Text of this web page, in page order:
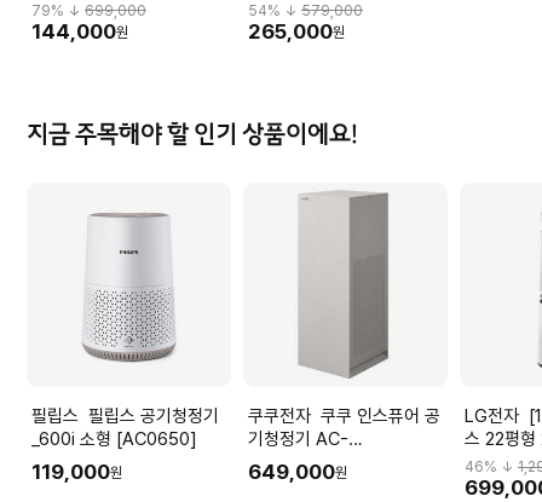
79% ↓ 699,000
144,000원
54% ↓579,000
265,000원
지금 주목해야 할 인기 상품이에요!
필립스 필립스 공기청정기
_600i 소형 [AC0650]
119,000원
쿠쿠전자 쿠쿠 인스퓨어 공
기청정기 AC-
28AHFF20FNW
649,000원
LG전자 [1등급] 360플러
스 22평형
㎡) 크리
46% ↓